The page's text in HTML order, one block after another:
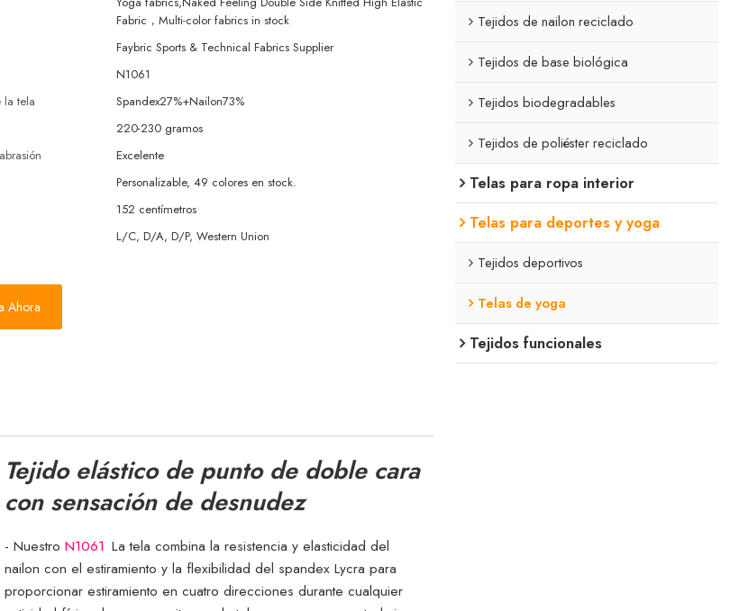
Fabric，Multi-color fabrics in stock
Faybric Sports & Technical Fabrics Supplier
N1061
la tela
Spandex27%+Nailon73%
220-230 gramos
Excelente
Personalizable, 49 colores en stock.
152 centímetros
L/C, D/A, D/P, Western Union
Ahora
Tejido elástico de punto de doble cara
con sensación de desnudez
- NuestroN1061 La tela combina la resistencia y elasticidad del
nailon con el estiramiento y la flexibilidad del spandex Lycra para
proporcionar estiramiento en cuatro direcciones durante cualquier
Tejidos de nailon reciclado
Tejidos de base biológica
Tejidos biodegradables
Tejidos de poliéster reciclado
Telas para ropa interior
Telas para deportes y yoga
Tejidos deportivos
Telas de yoga
Tejidos funcionales